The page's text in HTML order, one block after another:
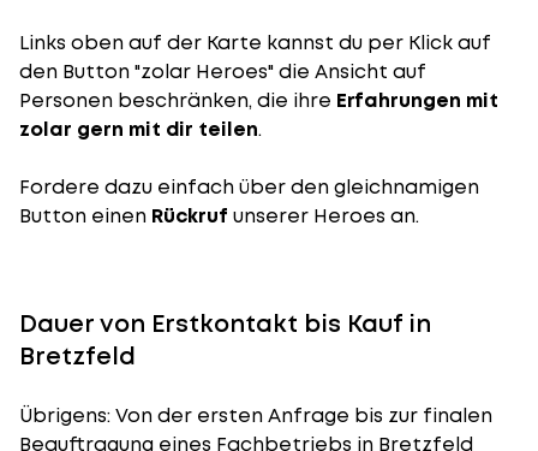
Links oben auf der Karte kannst du per Klick auf
den Button "zolar Heroes" die Ansicht auf
Personen beschränken, die ihre Erfahrungen mit
zolar gern mit dir teilen.
Fordere dazu einfach über den gleichnamigen
Button einen Rückruf unserer Heroes an.
Dauer von Erstkontakt bis Kauf in
Bretzfeld
Übrigens: Von der ersten Anfrage bis zur finalen
Beauftragung eines Fachbetriebs in Bretzfeld